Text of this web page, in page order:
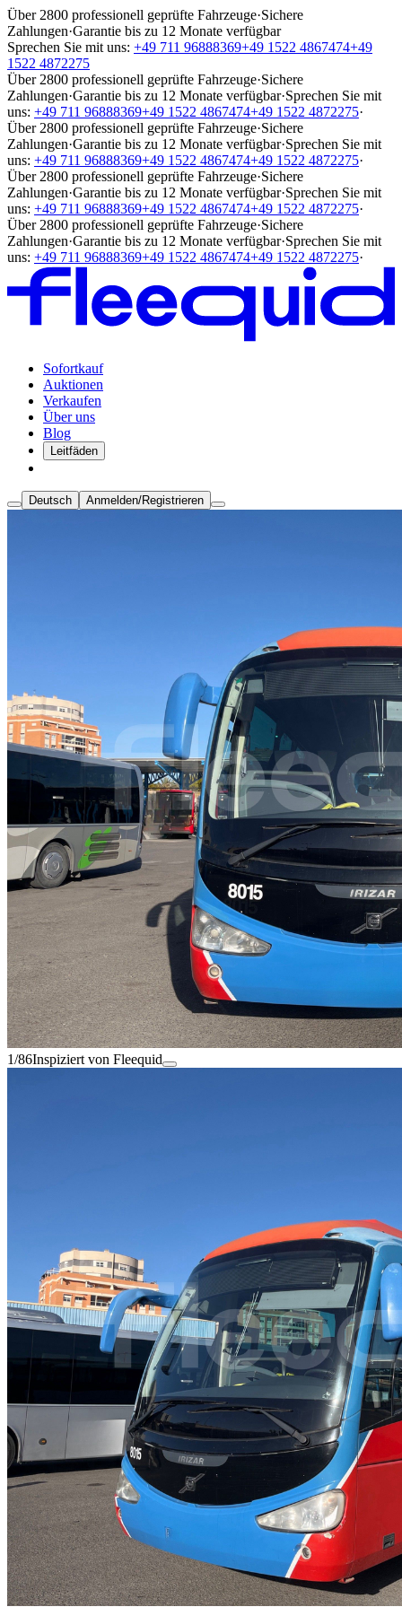
Über 2800 professionell geprüfte Fahrzeuge·Sichere
Zahlungen·Garantie bis zu 12 Monate verfügbar
Sprechen Sie mit uns: +49 711 96888369+49 1522 4867474+49
1522 4872275
Über 2800 professionell geprüfte Fahrzeuge·Sichere
Zahlungen·Garantie bis zu 12 Monate verfügbar·Sprechen Sie mit
uns: +49 711 96888369+49 1522 4867474+49 1522 4872275·
Über 2800 professionell geprüfte Fahrzeuge·Sichere
Zahlungen·Garantie bis zu 12 Monate verfügbar·Sprechen Sie mit
uns: +49 711 96888369+49 1522 4867474+49 1522 4872275·
Über 2800 professionell geprüfte Fahrzeuge·Sichere
Zahlungen·Garantie bis zu 12 Monate verfügbar·Sprechen Sie mit
uns: +49 711 96888369+49 1522 4867474+49 1522 4872275·
Über 2800 professionell geprüfte Fahrzeuge·Sichere
Zahlungen·Garantie bis zu 12 Monate verfügbar·Sprechen Sie mit
uns: +49 711 96888369+49 1522 4867474+49 1522 4872275·
Sofortkauf
Auktionen
Verkaufen
Über uns
Blog
Leitfäden
Deutsch Anmelden/Registrieren
1/86Inspiziert von Fleequid